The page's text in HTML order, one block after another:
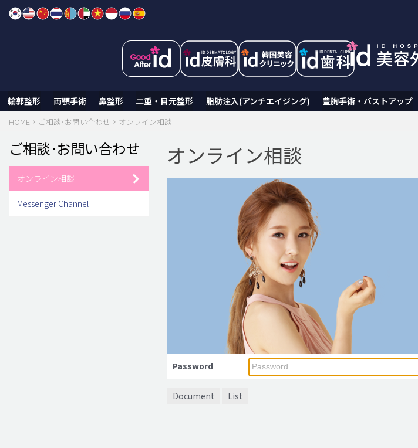
Skip
輪郭整形 両顎手術 鼻整形 二重・目元整形 脂肪注入(アンチエイジング) 豊胸手術・バストアップ
HOME ご相談･お問い合わせ オンライン相談
オンライン相談
Password
Document List
ご相談･お問い合わせ
オンライン相談
Messenger Channel